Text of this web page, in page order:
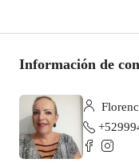
Información de